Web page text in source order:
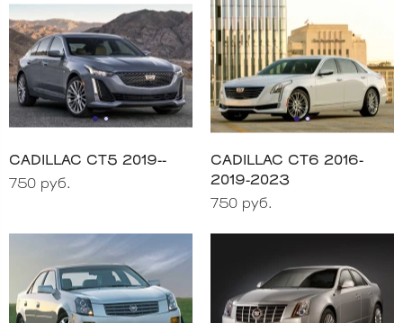
CADILLAC CT5 2019--
750 руб.
CADILLAC CT6 2016-
2019-2023
750 руб.